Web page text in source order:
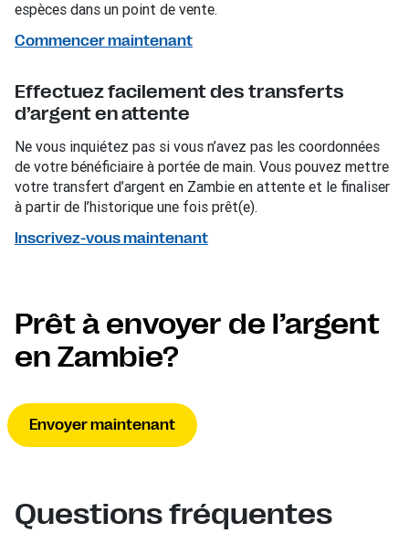
espèces dans un point de vente.
Commencer maintenant
Effectuez facilement des transferts
d’argent en attente
Ne vous inquiétez pas si vous n’avez pas les coordonnées
de votre bénéficiaire à portée de main. Vous pouvez mettre
votre transfert d’argent en Zambie en attente et le finaliser
à partir de l’historique une fois prêt(e).
Inscrivez-vous maintenant
Prêt à envoyer de l’argent
en Zambie?
Envoyer maintenant
Questions fréquentes